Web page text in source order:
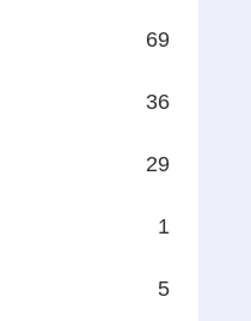
69
36
29
1
5